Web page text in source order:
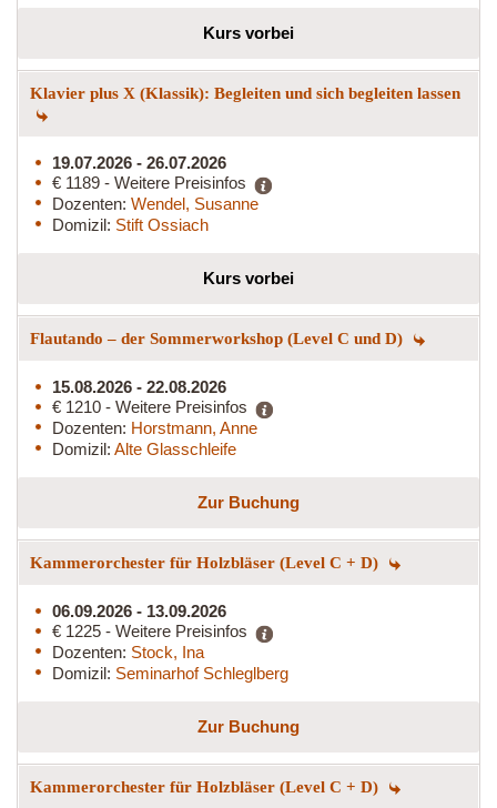
Kurs vorbei
Klavier plus X (Klassik): Begleiten und sich begleiten lassen
19.07.2026 - 26.07.2026
€ 1189 - Weitere Preisinfos
Dozenten: Wendel, Susanne
Domizil: Stift Ossiach
Kurs vorbei
Flautando – der Sommerworkshop (Level C und D)
15.08.2026 - 22.08.2026
€ 1210 - Weitere Preisinfos
Dozenten: Horstmann, Anne
Domizil: Alte Glasschleife
Zur Buchung
Kammerorchester für Holzbläser (Level C + D)
06.09.2026 - 13.09.2026
€ 1225 - Weitere Preisinfos
Dozenten: Stock, Ina
Domizil: Seminarhof Schleglberg
Zur Buchung
Kammerorchester für Holzbläser (Level C + D)